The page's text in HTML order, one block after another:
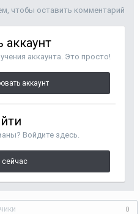
чтобы оставить комментарий
аккаунт
аккаунта. Это просто!
аккаунт
Войдите здесь.
сейчас
0